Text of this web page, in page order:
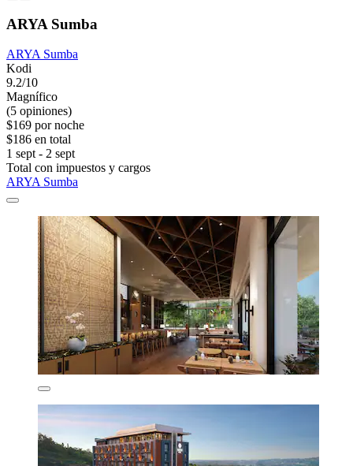
ARYA Sumba
ARYA Sumba
Kodi
9.2/10
Magnífico
(5 opiniones)
$169 por noche
$186 en total
1 sept - 2 sept
Total con impuestos y cargos
ARYA Sumba